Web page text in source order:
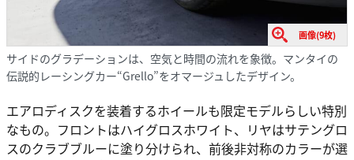
画像(9枚)
サイドのグラデーションは、空気と時間の流れを象徴。マンタイの
伝説的レーシングカー“Grello”をオマージュしたデザイン。
エアロディスクを装着するホイールも限定モデルらしい特別
なもの。フロントはハイグロスホワイト、リヤはサテングロ
スのクラブブルーに塗り分けられ、前後非対称のカラーが選